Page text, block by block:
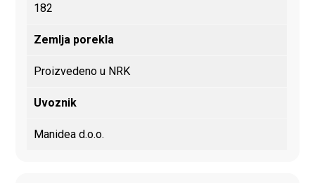
182
Zemlja porekla
Proizvedeno u NRK
Uvoznik
Manidea d.o.o.